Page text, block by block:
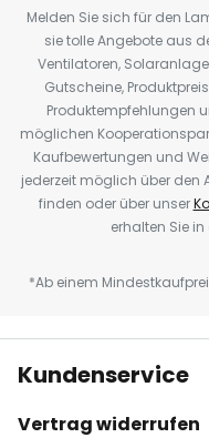
Melden Sie sich für den
sie tolle Angebote aus
Ventilatoren,
Gutscheine,
Produktempfehlungen
möglichen
Kaufbewertungen und
jederzeit möglich über den
finden oder über unser
erhalten Sie in
*Ab einem
Kundenservice
Vertrag widerrufen